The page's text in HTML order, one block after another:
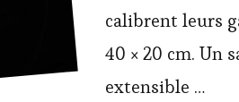
calibrent leurs
40 × 20 cm. Un
extensible …